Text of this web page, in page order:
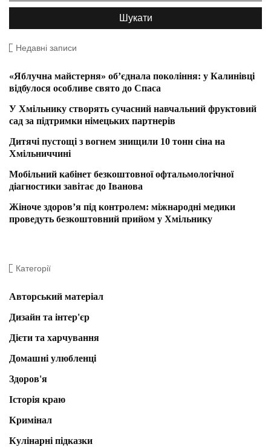
Недавні записи
«Яблучна майстерня» об’єднала покоління: у Калинівці
відбулося особливе свято до Спаса
У Хмільнику створять сучасний навчальний фруктовий
сад за підтримки німецьких партнерів
Дитячі пустощі з вогнем знищили 10 тонн сіна на
Хмільниччині
Мобільний кабінет безкоштовної офтальмологічної
діагностики завітає до Іванова
Жіноче здоров’я під контролем: міжнародні медики
проведуть безкоштовний прийом у Хмільнику
Категорії
Авторський матеріал
Дизайн та інтер'єр
Дієти та харчування
Домашні улюбленці
Здоров'я
Історія краю
Кримінал
Кулінарні підказки